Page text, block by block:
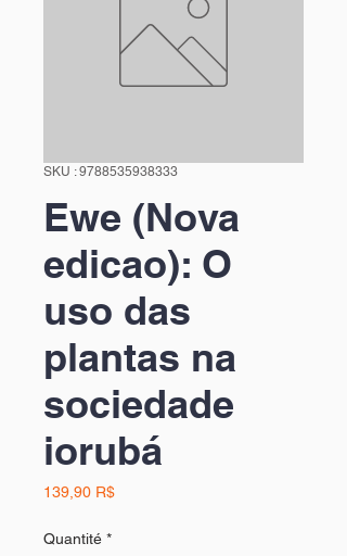
SKU : 9788535938333
Ewe (Nova
edicao): O
uso das
plantas na
sociedade
iorubá
139,90 R$Prix
Quantité *